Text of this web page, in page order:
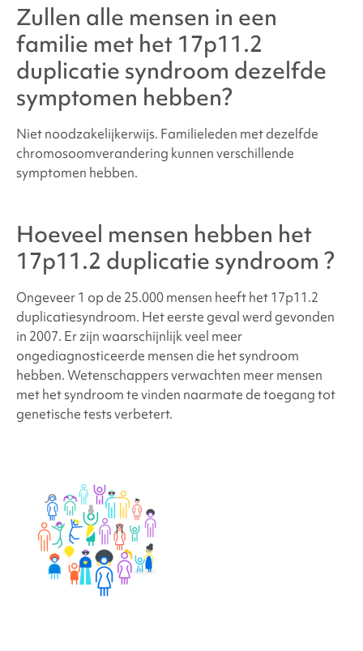
Zullen alle mensen in een
familie met het 17p11.2
duplicatie syndroom dezelfde
symptomen hebben?
Niet noodzakelijkerwijs. Familieleden met dezelfde
chromosoomverandering kunnen verschillende
symptomen hebben.
Hoeveel mensen hebben het
17p11.2 duplicatie syndroom ?
Ongeveer 1 op de 25.000 mensen heefthet 17p11.2
duplicatiesyndroom. Het eerste geval werd gevonden
in 2007. Er zijn waarschijnlijk veel meer
ongediagnosticeerde mensen die het syndroom
hebben. Wetenschappers verwachten meer mensen
met het syndroom te vinden naarmate de toegang tot
genetische tests verbetert.